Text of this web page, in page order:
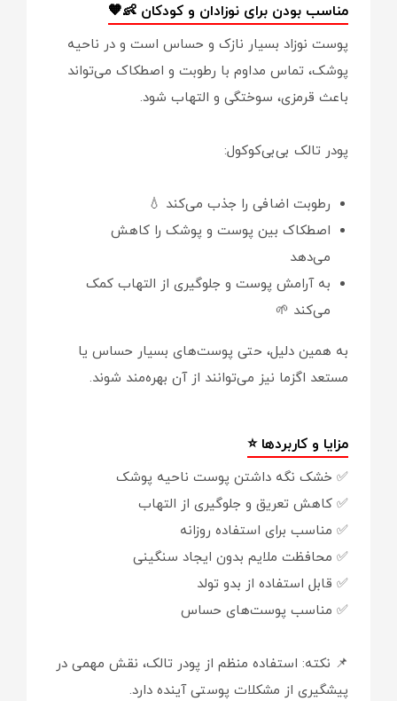
مناسب بودن برای نوزادان و کودکان 👶🧡
پوست نوزاد بسیار نازک و حساس است و در ناحیه
پوشک، تماس مداوم با رطوبت و اصطکاک می‌تواند
باعث قرمزی، سوختگی و التهاب شود.
پودر تالک بی‌بی‌کوکول:
رطوبت اضافی را جذب می‌کند 💧
اصطکاک بین پوست و پوشک را کاهش
می‌دهد
به آرامش پوست و جلوگیری از التهاب کمک
می‌کند 🌱
به همین دلیل، حتی پوست‌های بسیار حساس یا
مستعد اگزما نیز می‌توانند از آن بهره‌مند شوند.
مزایا و کاربردها ⭐
✅ خشک نگه داشتن پوست ناحیه پوشک
✅ کاهش تعریق و جلوگیری از التهاب
✅ مناسب برای استفاده روزانه
✅ محافظت ملایم بدون ایجاد سنگینی
✅ قابل استفاده از بدو تولد
✅ مناسب پوست‌های حساس
📌 نکته: استفاده منظم از پودر تالک، نقش مهمی در
پیشگیری از مشکلات پوستی آینده دارد.